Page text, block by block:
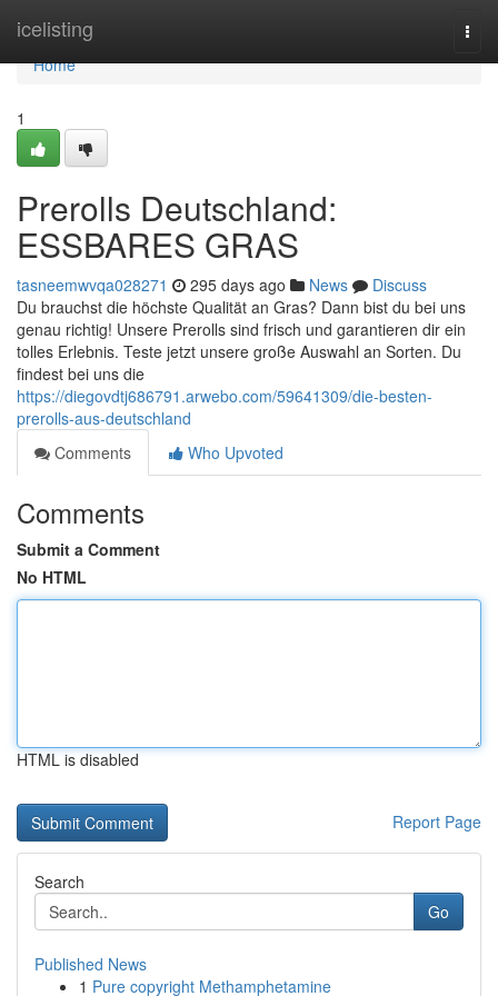
icelisting
Home
Home
1
Prerolls Deutschland:
ESSBARES GRAS
tasneemwvqa028271 295 days ago News
Discuss
Du brauchst die höchste Qualität an Gras? Dann bist du bei uns
genau richtig! Unsere Prerolls sind frisch und garantieren dir ein
tolles Erlebnis. Teste jetzt unsere große Auswahl an Sorten. Du
findest bei uns die
https://diegovdtj686791.arwebo.com/59641309/die-besten-
prerolls-aus-deutschland
Comments
Who Upvoted
Comments
Submit a Comment
No HTML
HTML is disabled
Report Page
Search
Go
Published News
1 Pure copyright Methamphetamine